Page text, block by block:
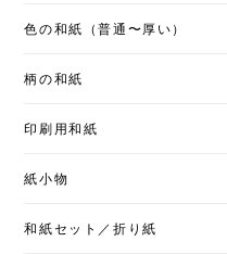
色の和紙（普通〜厚い）
柄の和紙
印刷用和紙
紙小物
和紙セット／折り紙